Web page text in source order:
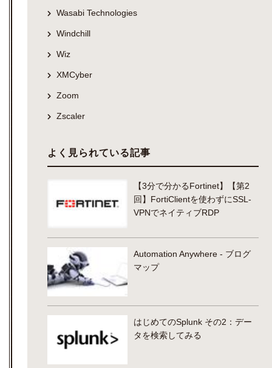
Wasabi Technologies
Windchill
Wiz
XMCyber
Zoom
Zscaler
よく見られている記事
【3分で分かるFortinet】【第2
回】FortiClientを使わずにSSL-
VPNでネイティブRDP
Automation Anywhere - ブログ
マップ
はじめてのSplunk その2：デー
タを検索してみる